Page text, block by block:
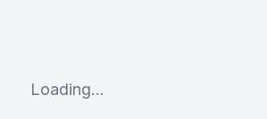
Loading...